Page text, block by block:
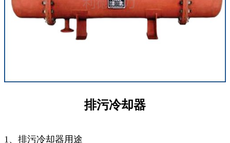
排污冷却器
1、排污冷却器用途